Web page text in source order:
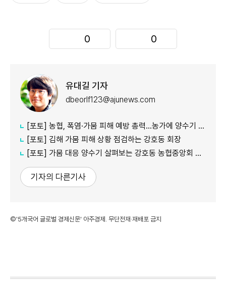
0 0
유대길 기자
dbeorlf123@ajunews.com
[포토] 농협, 폭염·가뭄 피해 예방 총력…농가에 양수기 지원
[포토] 김해 가뭄 피해 상황 점검하는 강호동 회장
[포토] 가뭄 대응 양수기 살펴보는 강호동 농협중앙회 회장
기자의 다른기사
©'5개국어 글로벌 경제신문' 아주경제. 무단전재·재배포 금지